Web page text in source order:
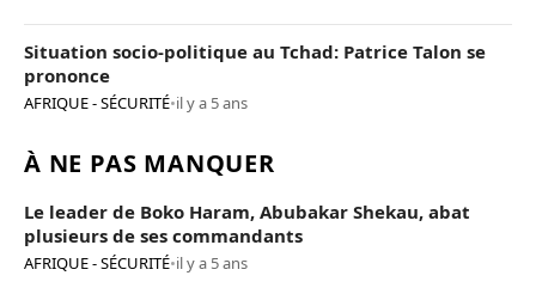
Situation socio-politique au Tchad: Patrice Talon se
prononce
AFRIQUE - SÉCURITÉ•il y a 5 ans
À NE PAS MANQUER
Le leader de Boko Haram, Abubakar Shekau, abat
plusieurs de ses commandants
AFRIQUE - SÉCURITÉ•il y a 5 ans